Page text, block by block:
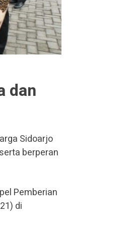
dan
Sidoarjo
berperan
Pemberian
di